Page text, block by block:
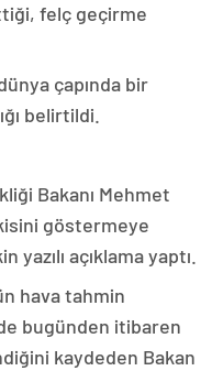
felç geçirme
çapında bir
belirtildi.
Bakanı Mehmet
göstermeye
yazılı açıklama yaptı.
hava tahmin
bugünden itibaren
kaydeden Bakan